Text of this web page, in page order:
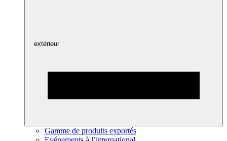
extérieur
Gamme de produits exportés